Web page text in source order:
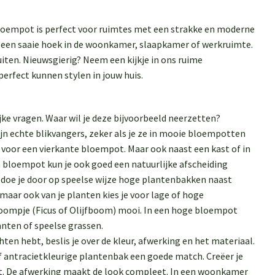
is perfect voor ruimtes met een strakke en moderne
saaie hoek in de woonkamer, slaapkamer of werkruimte.
Nieuwsgierig? Neem een kijkje in ons ruime
kunnen stylen in jouw huis.
vragen. Waar wil je deze bijvoorbeeld neerzetten?
echte blikvangers, zeker als je ze in mooie bloempotten
een vierkante bloempot. Maar ook naast een kast of in
kun je ook goed een natuurlijke afscheiding
je door op speelse wijze hoge plantenbakken naast
ook van je planten kies je voor lage of hoge
(Ficus of Olijfboom) mooi. In een hoge bloempot
of speelse grassen.
hebt, beslis je over de kleur, afwerking en het materiaal.
plantenbak een goede match. Creëer je
afwerking maakt de look compleet. In een woonkamer